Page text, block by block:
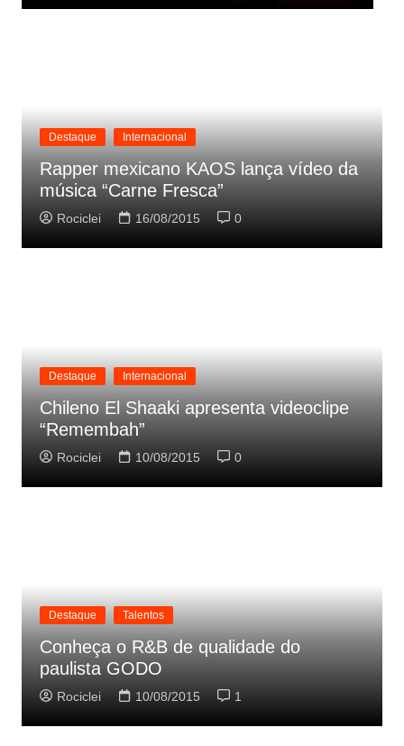
Destaque Internacional
Rapper mexicano KAOS lança vídeo da
música “Carne Fresca”
Rociclei 16/08/2015 0
Destaque Internacional
Chileno El Shaaki apresenta videoclipe
“Remembah”
Rociclei 10/08/2015 0
Destaque Talentos
Conheça o R&B de qualidade do
paulista GODO
Rociclei 10/08/2015 1